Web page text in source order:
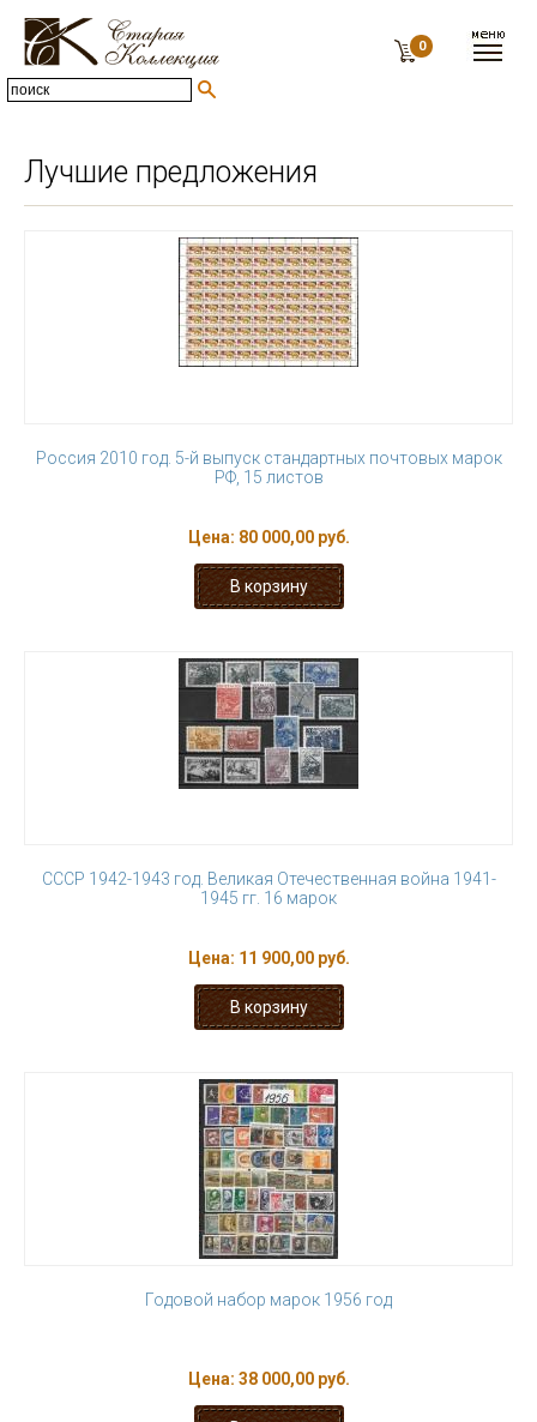
0
Лучшие предложения
Россия 2010 год. 5-й выпуск стандартных почтовых марок
РФ, 15 листов
Цена: 80 000,00 руб.
СССР 1942-1943 год. Великая Отечественная война 1941-
1945 гг. 16 марок
Цена: 11 900,00 руб.
Годовой набор марок 1956 год
Цена: 38 000,00 руб.